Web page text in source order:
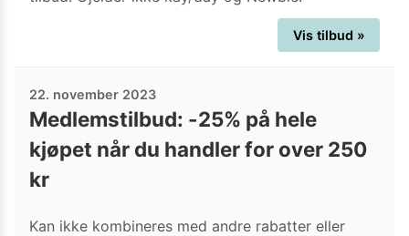
Vis tilbud »
22. november 2023
Medlemstilbud: -25% på hele
kjøpet når du handler for over 250
kr
Kan ikke kombineres med andre rabatter eller